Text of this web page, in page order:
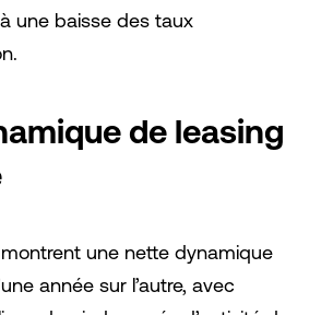
une baisse des taux
de leasing
une nette dynamique
année sur l’autre, avec